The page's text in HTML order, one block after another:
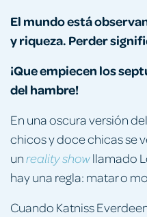
El mundo está
y riqueza. Perder
¡Que empiecen los
del hambre!
En una oscura versión
chicos y doce chicas se
unreality showllamado
hay una regla: matar o
Cuando Katniss